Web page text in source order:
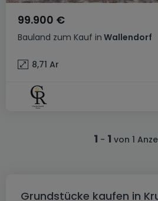
Bauland zum Kauf in Wallendorf
99.900 €
8,71 Ar
1 - 1 von 1
Grundstücke kaufen in